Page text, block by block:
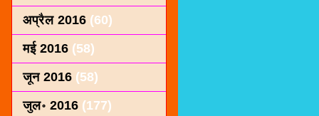
अप्रैल 2016 (60)
मई 2016 (58)
जून 2016 (58)
जुल॰ 2016 (177)